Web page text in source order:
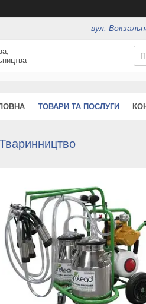
вул.
ТОВАРИ ТА ПОСЛУГИ